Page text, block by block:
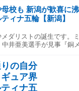
出て金メダルをとること
試合を積み重ねて、4年
ウンサー 「まさに有言
この夢をかなえられる
ってもっと頑張らない
て帰ってこられて本当
ま何をするべきなのか
一日『今日は何をする
らやってきたので、い
たことは最後までやり
二人がどれほどの痛み
誰よりも知っている。
今のファンの共通認識
ロになるまで滑り続け
えません。今はただ、
ような思いが広がってい
一度目にすれば、「ま
。 「二人の間に流れる
は、フィギュア界にと
もう少しだけと願うフ
足りずミスとなります
氷。終盤の3回転も成功
行われるフリーでの巻き
校も 新潟が歓喜に
ィナ五輪【新潟】
ダリストの誕生です。
井亜美選手が見事『銅
中井亜美。」 初のオリ
日のショートでは、世界
亜美選手(17) 「この大舞
たい。」 初出場でメダ
の自分
ュア界
ィナ五